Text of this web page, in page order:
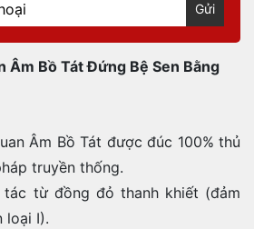
Gửi
Âm Bồ Tát Đứng Bệ Sen Bằng
Âm Bồ Tát được đúc 100% thủ
truyền thống.
từ đồng đỏ thanh khiết (đảm
loại I).